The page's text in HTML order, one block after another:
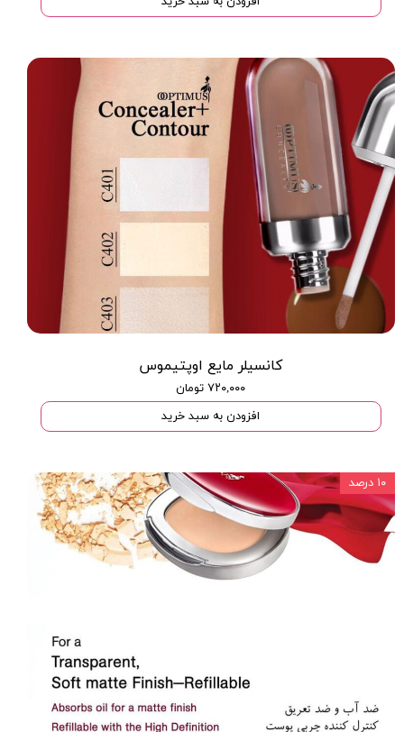
کانسیلر مایع اوپتیموس
۷۲۰,۰۰۰ تومان
افزودن به سبد خرید
۱۰ درصد